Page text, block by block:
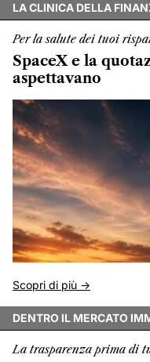
LA CLINICA DELLA
Per la salute dei tuoi
SpaceX e la
aspettavano
Scopri di più ->
DENTRO IL MERCATO
La trasparenza prima di